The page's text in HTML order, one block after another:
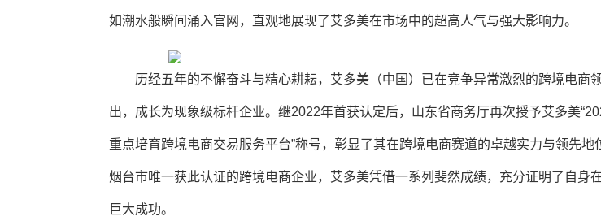
如潮水般瞬间涌入官网，直观地展现了艾多美在市场中的超高人气与强大影响力。
历经五年的不懈奋斗与精心耕耘，艾多美（中国）已在竞争异常激烈的跨境电商
出，成长为现象级标杆企业。继2022年首获认定后，山东省商务厅再次授予艾多美
重点培育跨境电商交易服务平台”称号，彰显了其在跨境电商赛道的卓越实力与领先地
烟台市唯一获此认证的跨境电商企业，艾多美凭借一系列斐然成绩，充分证明了自身
巨大成功。